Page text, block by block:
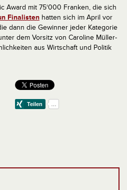
Award mit 75‘000 Franken, die sich
Finalisten hatten sich im April vor
dann die Gewinner jeder Kategorie
dem Vorsitz von Caroline Müller-
aus Wirtschaft und Politik